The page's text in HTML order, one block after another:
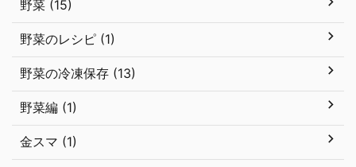
野菜 (15)
野菜のレシピ (1)
野菜の冷凍保存 (13)
野菜編 (1)
金スマ (1)